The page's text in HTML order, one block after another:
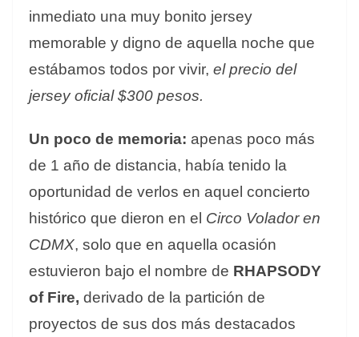
inmediato una muy bonito jersey
memorable y digno de aquella noche que
estábamos todos por vivir, el precio del
jersey oficial $300 pesos.
Un poco de memoria: apenas poco más
de 1 año de distancia, había tenido la
oportunidad de verlos en aquel concierto
histórico que dieron en el Circo Volador en
CDMX, solo que en aquella ocasión
estuvieron bajo el nombre de RHAPSODY
of Fire, derivado de la partición de
proyectos de sus dos más destacados